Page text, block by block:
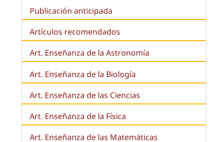
Publicación anticipada
Artículos recomendados
Art. Enseñanza de la Astronomía
Art. Enseñanza de la Biología
Art. Enseñanza de las Ciencias
Art. Enseñanza de la Física
Art. Enseñanza de las Matemáticas